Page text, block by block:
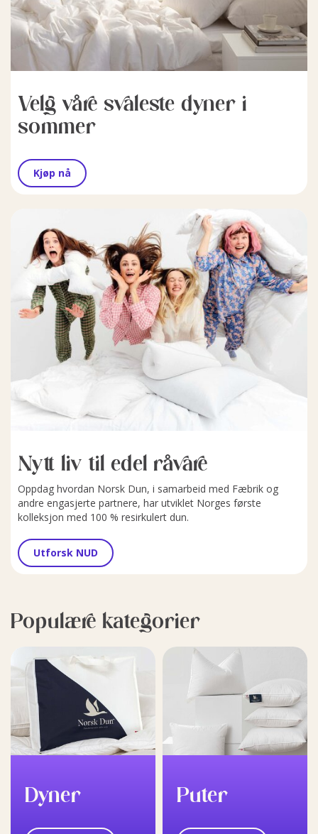
Velg våre svaleste dyner i
sommer
Kjøp nå
Nytt liv til edel råvare
Oppdag hvordan Norsk Dun, i samarbeid med Fæbrik og
andre engasjerte partnere, har utviklet Norges første
kolleksjon med 100 % resirkulert dun.
Utforsk NUD
Populære kategorier
Dyner Puter